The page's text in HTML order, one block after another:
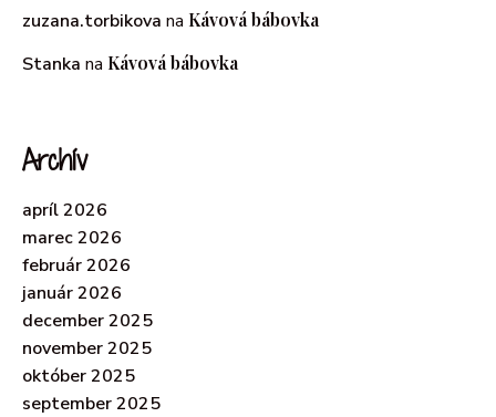
zuzana.torbikova na Kávová bábovka
Stanka na Kávová bábovka
Archív
apríl 2026
marec 2026
február 2026
január 2026
december 2025
november 2025
október 2025
september 2025